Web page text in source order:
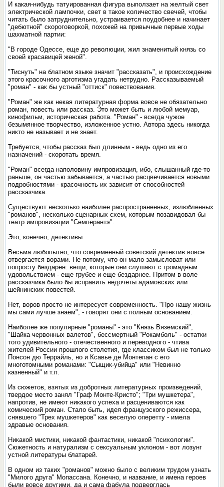
И какая-нибудь татуированная фигура выползает на желтый свет
электрической лампочки, свет в такое количество свечей, чтобы
читать было затруднительно, устраивается поудобнее и начинает
"дебютной" скороговоркой, похожей на привычные первые ходы
шахматной партии:
"В городе Одессе, еще до революции, жил знаменитый князь со
своей красавицей женой".
"Тиснуть" на блатном языке значит "рассказать", и происхождение
этого красочного арготизма угадать нетрудно. Рассказываемый
"роман" - как бы устный "оттиск" повествования.
"Роман" же как некая литературная форма вовсе не обязательно
роман, повесть или рассказ. Это может быть и любой мемуар,
кинофильм, историческая работа. "Роман" - всегда чужое
безымянное творчество, изложенное устно. Автора здесь никогда
никто не называет и не знает.
Требуется, чтобы рассказ был длинным - ведь одно из его
назначений - скоротать время.
"Роман" всегда наполовину импровизация, ибо, слышанный где-то
раньше, он частью забывается, а частью расцвечивается новыми
подробностями - красочность их зависит от способностей
рассказчика.
Существуют несколько наиболее распространенных, излюбленных
"романов", несколько сценарных схем, которым позавидовал бы
театр импровизации "Семперантэ".
Это, конечно, детективы.
Весьма любопытно, что современный советский детектив вовсе
отвергается ворами. Не потому, что он мало замысловат или
попросту бездарен: вещи, которые они слушают с громадным
удовольствием - еще грубее и еще бездарнее. Притом в воле
рассказчика было бы исправить недочеты адамовских или
шейнинских повестей.
Нет, воров просто не интересует современность. "Про нашу жизнь
мы сами лучше знаем", - говорят они с полным основанием.
Наиболее же популярные "романы" - это "Князь Вяземский",
"Шайка червонных валетов", бессмертный "Рокамболь" - остатки
того удивительного - отечественного и переводного - чтива
жителей России прошлого столетия, где классиком был не только
Понсон дю Террайль, но и Ксавье де Монтепан с его
многотомными романами: "Сыщик-убийца" или "Невинно
казненный" и т.п.
Из сюжетов, взятых из добротных литературных произведений,
твердое место занял "Граф Монте-Кристо"; "Три мушкетера",
напротив, не имеют никакого успеха и расцениваются как
комический роман. Стало быть, идея французского режиссера,
снявшего "Трех мушкетеров" как веселую оперетту - имела
здравые основания.
Никакой мистики, никакой фантастики, никакой "психологии".
Сюжетность и натурализм с сексуальным уклоном - вот лозунг
устной литературы блатарей.
В одном из таких "романов" можно было с великим трудом узнать
"Милого друга" Мопассана. Конечно, и название, и имена героев
были вовсе другими, да и сама фабула подверглась